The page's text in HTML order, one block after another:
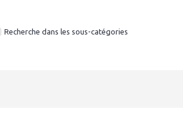
Recherche dans les sous-catégories